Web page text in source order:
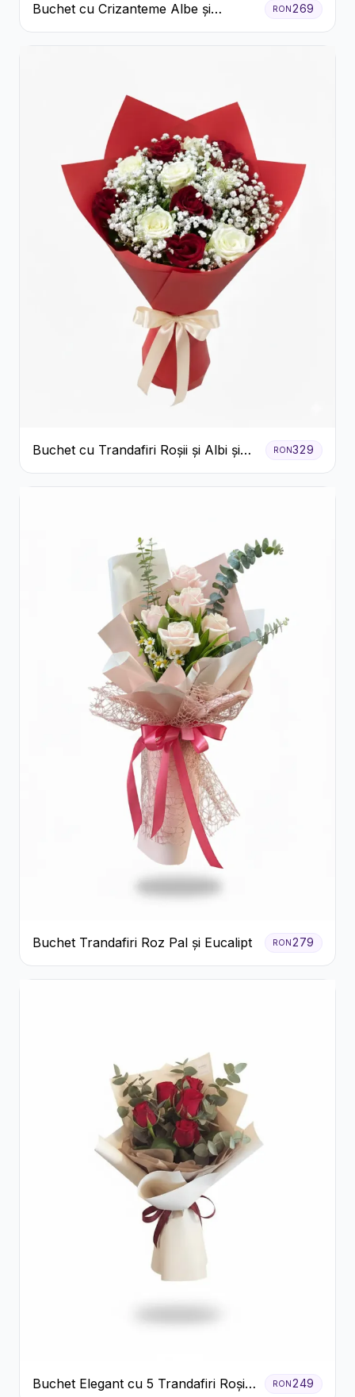
Buchet cu Crizanteme Albe și
Galbene
RON269
Buchet cu Trandafiri Roșii și Albi și
Gypsophila
RON329
Buchet Trandafiri Roz Pal și Eucalipt RON279
Buchet Elegant cu 5 Trandafiri Roșii
RON249